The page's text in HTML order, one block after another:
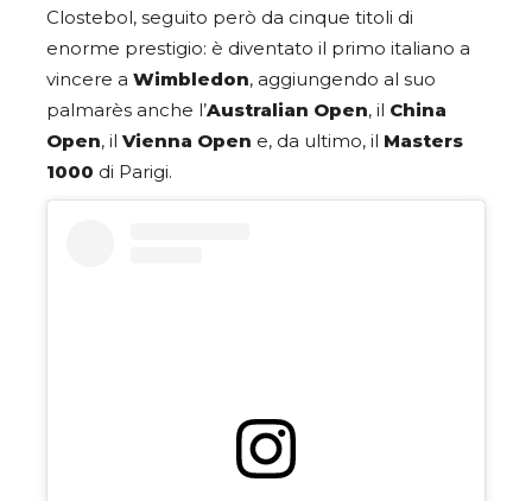
Clostebol, seguito però da cinque titoli di
enorme prestigio: è diventato il primo italiano a
vincere a Wimbledon, aggiungendo al suo
palmarès anche l’Australian Open, il China
Open, il Vienna Open e, da ultimo, il Masters
1000 di Parigi.